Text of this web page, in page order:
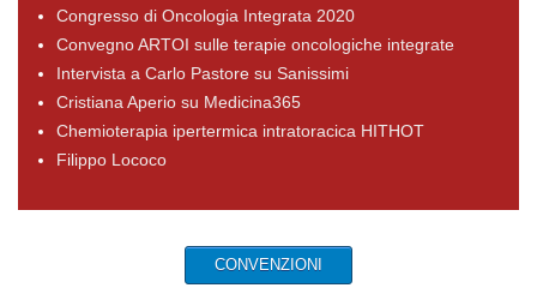
Congresso di Oncologia Integrata 2020
Convegno ARTOI sulle terapie oncologiche integrate
Intervista a Carlo Pastore su Sanissimi
Cristiana Aperio su Medicina365
Chemioterapia ipertermica intratoracica HITHOT
Filippo Lococo
CONVENZIONI